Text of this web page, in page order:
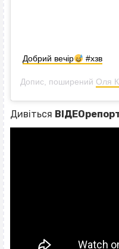
Добрий вечір #хзв
Допис, поширений Оля
Дивіться